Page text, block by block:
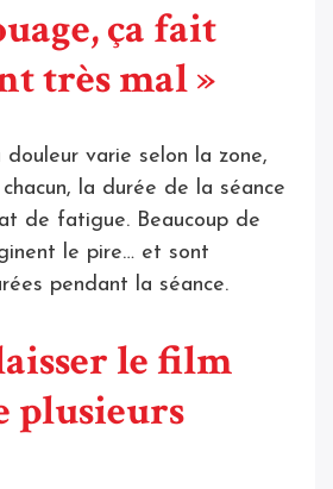
ça fait
très mal »
douleur varie selon la zone,
la durée de la séance
de fatigue. Beaucoup de
le pire… et sont
pendant la séance.
le film
plusieurs